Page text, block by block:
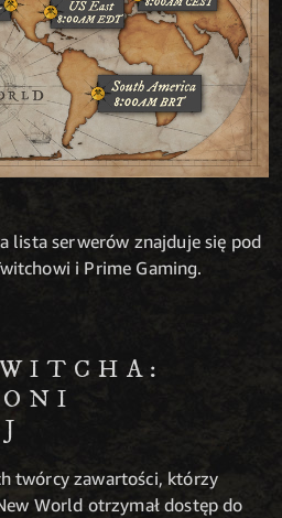
lista serwerów znajduje się pod
i Prime Gaming.
twórcy zawartości, którzy
World otrzymał dostęp do